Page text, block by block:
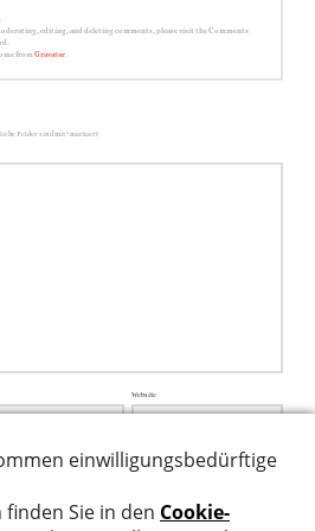
editing, and deleting comments, please visit the Comments
fromGravatar.
Felder sind mit*markiert
Website
für meinen nächsten Kommentar speichern.